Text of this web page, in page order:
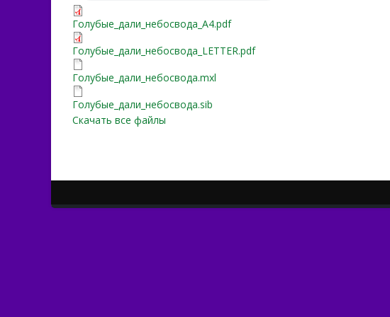
Голубые_дали_небосвода_A4.pdf
Голубые_дали_небосвода_A4.pdf
Голубые_дали_небосвода_LETTER.pdf
Голубые_дали_небосвода.mxl
Голубые_дали_небосвода.mxl
Голубые_дали_небосвода.sib
Голубые_дали_небосвода.sib
Скачать все файлы